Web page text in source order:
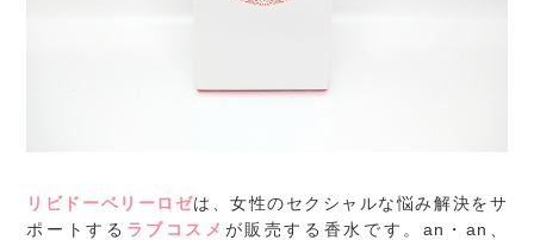
リビドーベリーロゼは、女性のセクシャルな悩み解決をサ
ポートする ラブコスメ が販売する香水です。an・an、